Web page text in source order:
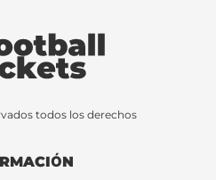
todos los derechos